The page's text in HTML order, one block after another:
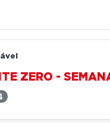
ZERO -